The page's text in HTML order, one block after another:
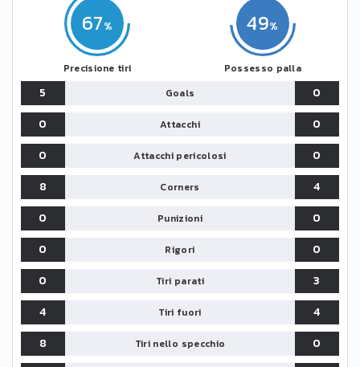
67
Precisione tiri
49
Possesso palla
5 Goals
0
0
Attacchi
0
0
Attacchi pericolosi
0
8
Corners
4
0
Punizioni
0
0
Rigori
0
0
Tiri parati
3
4
Tiri fuori
4
8
Tiri nello specchio
0